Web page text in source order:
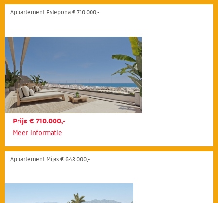
Appartement Estepona € 710.000,-
Prijs € 710.000,-
Meer informatie
Appartement Mijas € 648.000,-